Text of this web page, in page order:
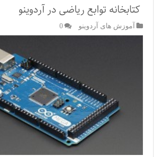
کتابخانه توابع ریاضی در آردوینو
آموزش های آردوینو 0